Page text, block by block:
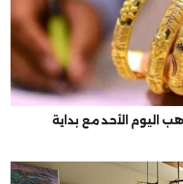
اليوم الأحد مع بداية